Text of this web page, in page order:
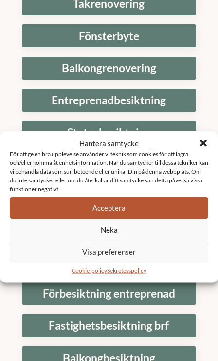
Hantera samtycke
För att ge en bra upplevelse använder vi teknik som cookies för att lagra
och/eller komma åt enhetsinformation. När du samtycker till dessa tekniker kan
vi behandla data som surfbeteende eller unika ID:n på denna webbplats. Om
du inte samtycker eller om du återkallar ditt samtycke kan detta påverka vissa
funktioner negativt.
Acceptera
Neka
Visa preferenser
Cookie-policySekretesspolicy
Takrenovering
Fönsterbyte
Balkongrenovering
Entreprenadbesiktning
Statusbesiktning
Fönsterrenovering brf
Relining brf
Fasadrenovering brf
Förbesiktning entreprenad
Fastighetsbesiktning brf
Balkongbesiktning